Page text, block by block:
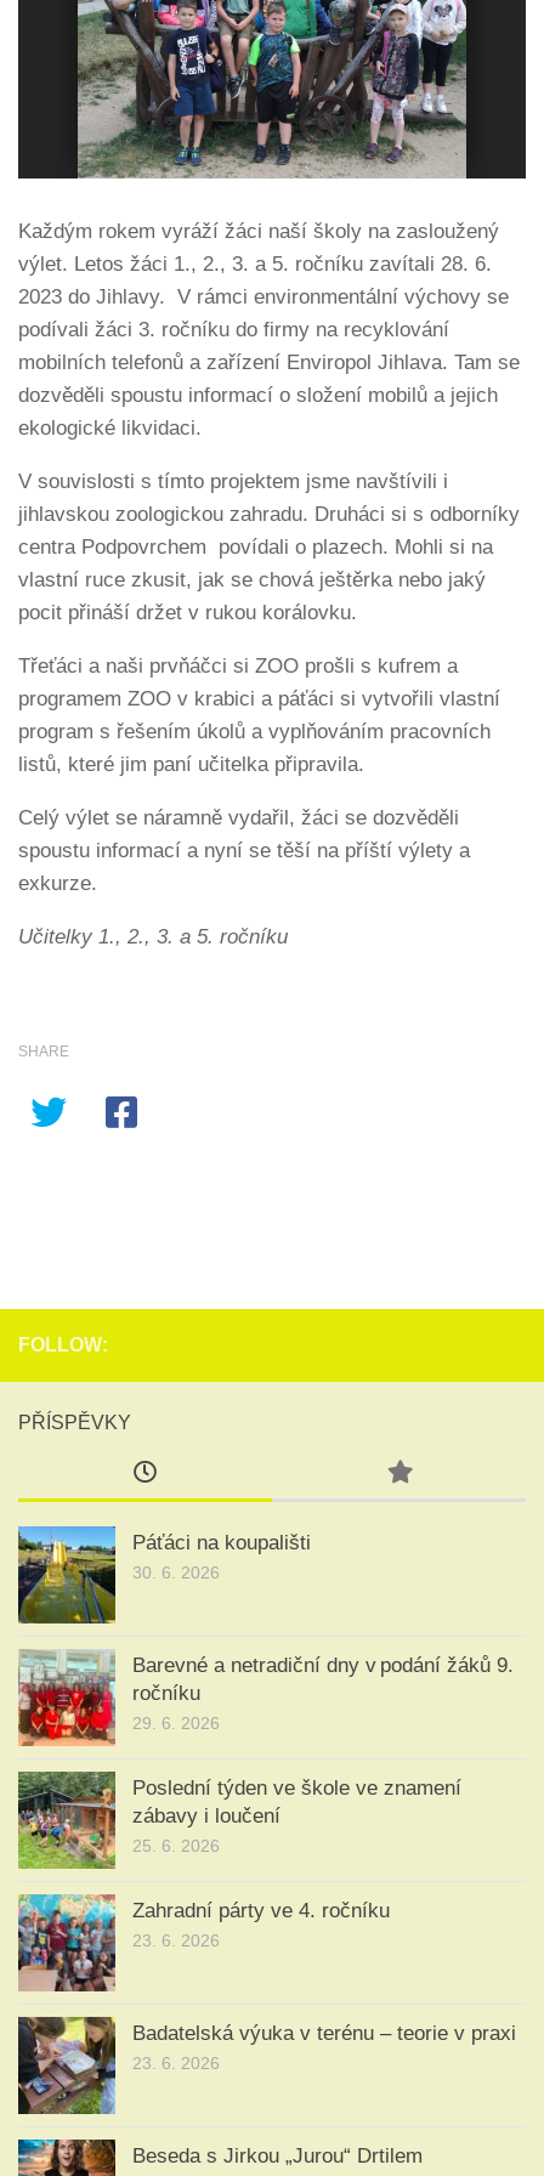
Každým rokem vyráží žáci naší školy na zasloužený
výlet. Letos žáci 1., 2., 3. a 5. ročníku zavítali 28. 6.
2023 do Jihlavy. V rámci environmentální výchovy se
podívali žáci 3. ročníku do firmy na recyklování
mobilních telefonů a zařízení Enviropol Jihlava. Tam se
dozvěděli spoustu informací o složení mobilů a jejich
ekologické likvidaci.
V souvislosti s tímto projektem jsme navštívili i
jihlavskou zoologickou zahradu. Druháci si s odborníky
centra Podpovrchem povídali o plazech. Mohli si na
vlastní ruce zkusit, jak se chová ještěrka nebo jaký
pocit přináší držet v rukou korálovku.
Třeťáci a naši prvňáčci si ZOO prošli s kufrem a
programem ZOO v krabici a páťáci si vytvořili vlastní
program s řešením úkolů a vyplňováním pracovních
listů, které jim paní učitelka připravila.
Celý výlet se náramně vydařil, žáci se dozvěděli
spoustu informací a nyní se těší na příští výlety a
exkurze.
Učitelky 1., 2., 3. a 5. ročníku
SHARE
FOLLOW:
PŘÍSPĚVKY
Páťáci na koupališti
30. 6. 2026
Barevné a netradiční dny v podání žáků 9.
ročníku
29. 6. 2026
Poslední týden ve škole ve znamení
zábavy i loučení
25. 6. 2026
Zahradní párty ve 4. ročníku
23. 6. 2026
Badatelská výuka v terénu – teorie v praxi
23. 6. 2026
Beseda s Jirkou „Jurou“ Drtilem